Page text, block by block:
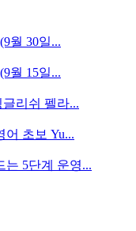
월 30일...
월 15일...
리쉬 펠라...
어 초보 Yu...
는 5단계 운영...